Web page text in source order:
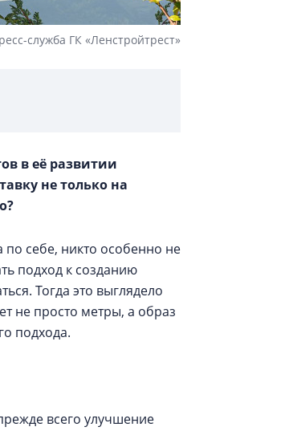
служба ГК «Ленстройтрест»
в её развитии
не только на
себе, никто особенно не
подход к созданию
Тогда это выглядело
не просто метры, а образ
подхода.
всего улучшение